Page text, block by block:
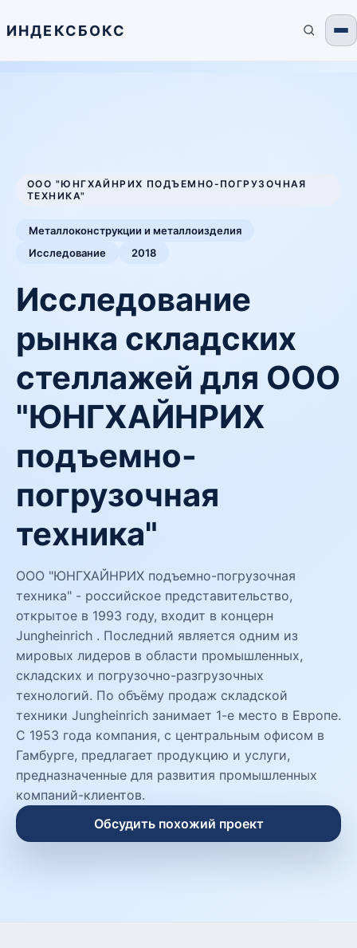
ИНДЕКСБОКС
ООО "ЮНГХАЙНРИХ ПОДЪЕМНО-ПОГРУЗОЧНАЯ
ТЕХНИКА"
Металлоконструкции и металлоизделия
Исследование
2018
Исследование
рынка складских
стеллажей для ООО
"ЮНГХАЙНРИХ
подъемно-
погрузочная
техника"
ООО "ЮНГХАЙНРИХ подъемно-погрузочная
техника" - российское представительство,
открытое в 1993 году, входит в концерн
Jungheinrich . Последний является одним из
мировых лидеров в области промышленных,
складских и погрузочно-разгрузочных
технологий. По объёму продаж складской
техники Jungheinrich занимает 1-е место в Европе.
С 1953 года компания, с центральным офисом в
Гамбурге, предлагает продукцию и услуги,
предназначенные для развития промышленных
компаний-клиентов.
Обсудить похожий проект